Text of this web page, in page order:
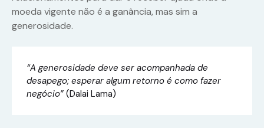
moeda vigente não é a ganância, mas sim a
generosidade.
“A generosidade deve ser acompanhada de
desapego; esperar algum retorno é como fazer
negócio” (Dalai Lama)